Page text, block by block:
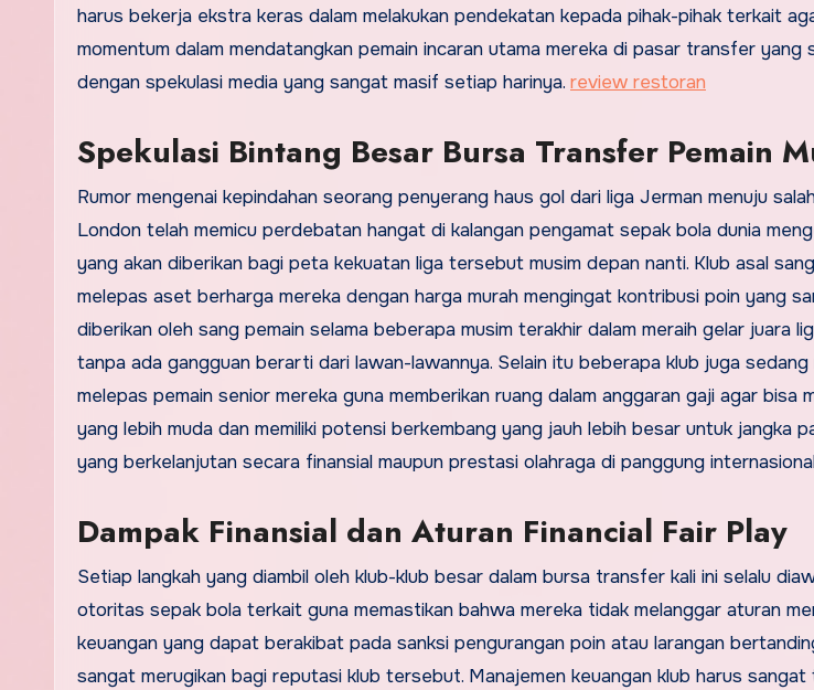
harus bekerja ekstra keras dalam melakukan pendekatan kepada pihak-pihak terkait
momentum dalam mendatangkan pemain incaran utama mereka di pasar transfer yang
dengan spekulasi media yang sangat masif setiap harinya. review restoran
Spekulasi Bintang Besar Bursa Transfer Pemain
Rumor mengenai kepindahan seorang penyerang haus gol dari liga Jerman menuju
London telah memicu perdebatan hangat di kalangan pengamat sepak bola dunia
yang akan diberikan bagi peta kekuatan liga tersebut musim depan nanti. Klub asal
melepas aset berharga mereka dengan harga murah mengingat kontribusi poin yang
diberikan oleh sang pemain selama beberapa musim terakhir dalam meraih gelar juara
tanpa ada gangguan berarti dari lawan-lawannya. Selain itu beberapa klub juga
melepas pemain senior mereka guna memberikan ruang dalam anggaran gaji agar bisa
yang lebih muda dan memiliki potensi berkembang yang jauh lebih besar untuk jangka
yang berkelanjutan secara finansial maupun prestasi olahraga di panggung
Dampak Finansial dan Aturan Financial Fair Play
Setiap langkah yang diambil oleh klub-klub besar dalam bursa transfer kali ini selalu
otoritas sepak bola terkait guna memastikan bahwa mereka tidak melanggar aturan
keuangan yang dapat berakibat pada sanksi pengurangan poin atau larangan
sangat merugikan bagi reputasi klub tersebut. Manajemen keuangan klub harus